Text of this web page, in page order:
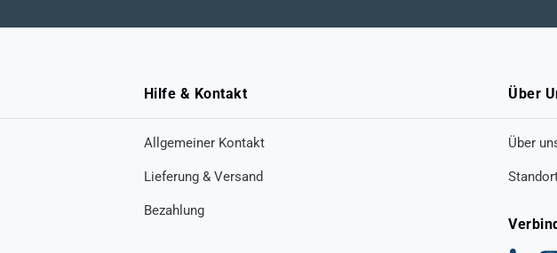
Hilfe & Kontakt
Allgemeiner Kontakt
Lieferung & Versand
Bezahlung
Über
Über